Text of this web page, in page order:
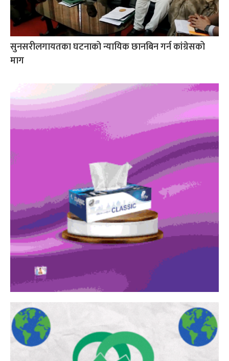
सुनसरीलगायतका घटनाको न्यायिक छानबिन गर्न कांग्रेसको
माग